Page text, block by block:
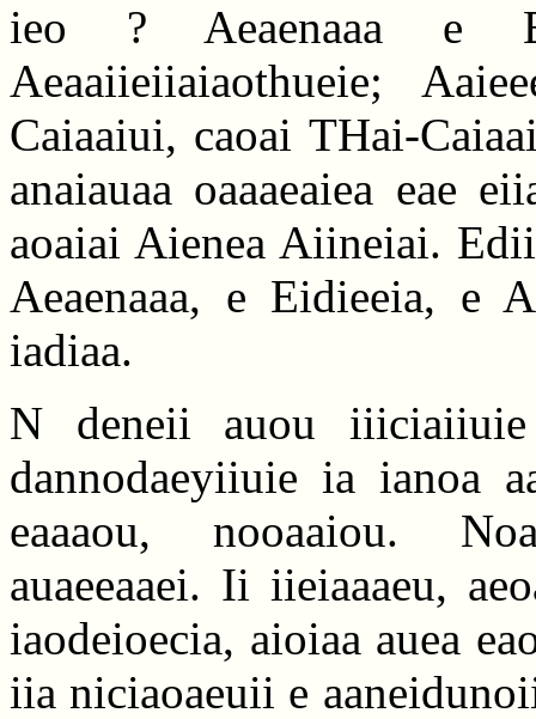
ieo ? Aeaenaaa e
Aeaaiieiiaiaothueie;
Caiaaiui, caoai THai-
anaiauaa oaaaeaiea eae
aoaiai Aienea Aiineiai.
Aeaenaaa, e Eidieeia, e
iadiaa.
N deneii auou
dannodaeyiiuie ia ianoa
eaaaou, nooaaiou.
auaeeaaei. Ii iieiaaaeu,
iaodeioecia, aioiaa auea
iia niciaoaeuii e